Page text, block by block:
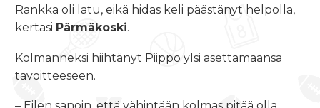
Rankka oli latu, eikä hidas keli päästänyt helpolla,
kertasi Pärmäkoski.
Kolmanneksi hiihtänyt Piippo ylsi asettamaansa
tavoitteeseen.